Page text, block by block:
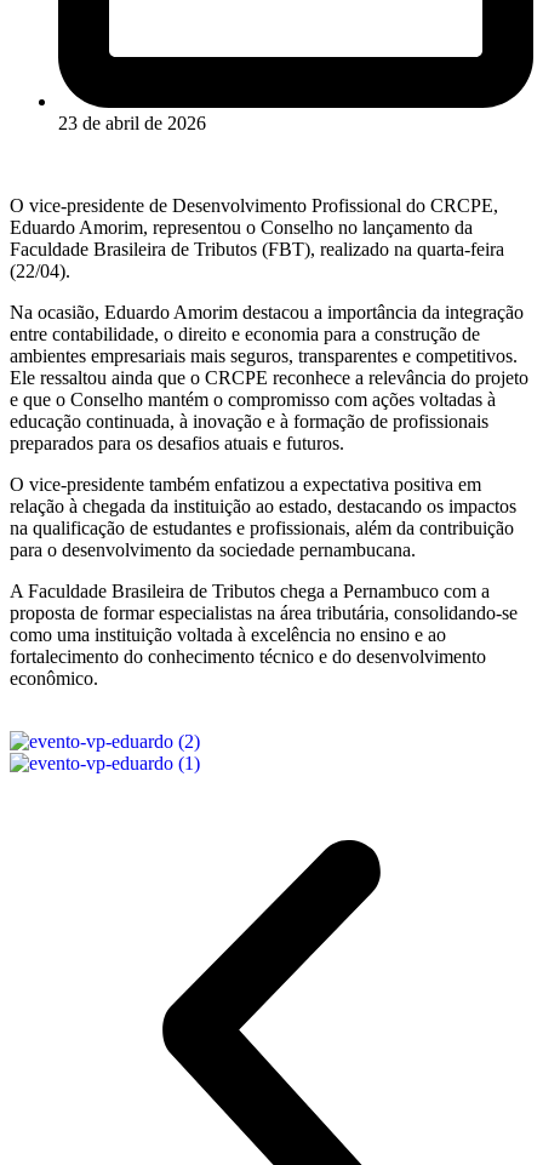
23 de abril de 2026
O vice-presidente de Desenvolvimento Profissional do CRCPE,
Eduardo Amorim, representou o Conselho no lançamento da
Faculdade Brasileira de Tributos (FBT), realizado na quarta-feira
(22/04).
Na ocasião, Eduardo Amorim destacou a importância da integração
entre contabilidade, o direito e economia para a construção de
ambientes empresariais mais seguros, transparentes e competitivos.
Ele ressaltou ainda que o CRCPE reconhece a relevância do projeto
e que o Conselho mantém o compromisso com ações voltadas à
educação continuada, à inovação e à formação de profissionais
preparados para os desafios atuais e futuros.
O vice-presidente também enfatizou a expectativa positiva em
relação à chegada da instituição ao estado, destacando os impactos
na qualificação de estudantes e profissionais, além da contribuição
para o desenvolvimento da sociedade pernambucana.
A Faculdade Brasileira de Tributos chega a Pernambuco com a
proposta de formar especialistas na área tributária, consolidando-se
como uma instituição voltada à excelência no ensino e ao
fortalecimento do conhecimento técnico e do desenvolvimento
econômico.